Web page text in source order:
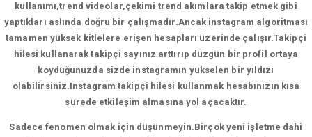
kullanımı,trend videolar,çekimi trend akımlara takip etmek gibi
yaptıkları aslında doğru bir çalışmadır.Ancak instagram algoritması
tamamen yüksek kitlelere erişen hesapları üzerinde çalışır.Takipçi
hilesi kullanarak takipçi sayınız arttırıp düzgün bir profil ortaya
koyduğunuzda sizde instagramın yükselen bir yıldızı
olabilirsiniz.Instagram takipçi hilesi kullanmak hesabınızın kısa
sürede etkileşim almasına yol açacaktır.
Sadece fenomen olmak için düşünmeyin.Birçok yeni işletme dahi